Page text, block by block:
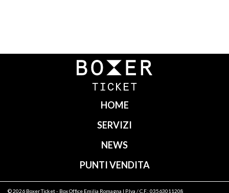
Navigazione
HOME
SERVIZI
NEWS
PUNTI VENDITA
© 2026 Boxer Ticket- Box Office Emilia Romagna | P.Iva / C.F.: 03563011208